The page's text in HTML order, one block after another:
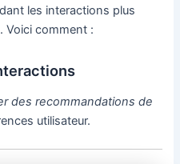
les interactions plus
Voici comment :
des recommandations de
utilisateur.